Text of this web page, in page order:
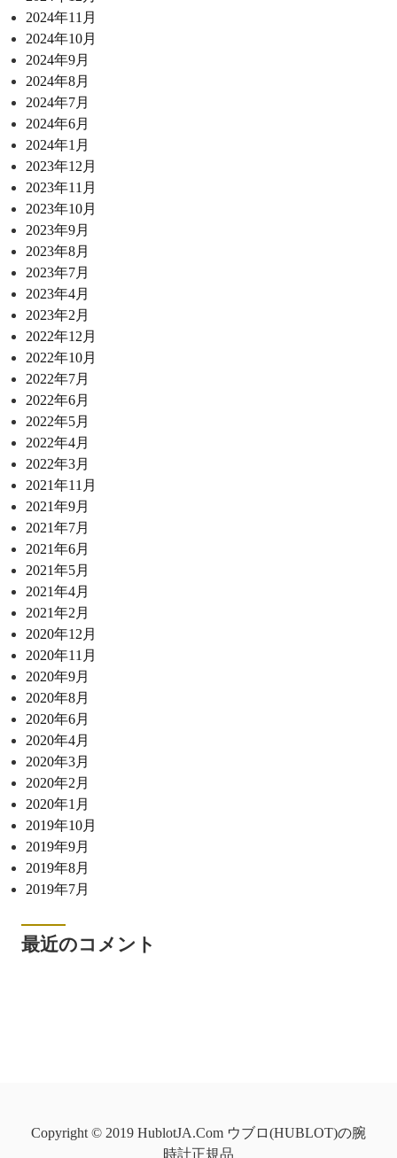
2024年11月
2024年10月
2024年9月
2024年8月
2024年7月
2024年6月
2024年1月
2023年12月
2023年11月
2023年10月
2023年9月
2023年8月
2023年7月
2023年4月
2023年2月
2022年12月
2022年10月
2022年7月
2022年6月
2022年5月
2022年4月
2022年3月
2021年11月
2021年9月
2021年7月
2021年6月
2021年5月
2021年4月
2021年2月
2020年12月
2020年11月
2020年9月
2020年8月
2020年6月
2020年4月
2020年3月
2020年2月
2020年1月
2019年10月
2019年9月
2019年8月
2019年7月
最近のコメント
Copyright © 2019 HublotJA.Com ウブロ(HUBLOT)の腕
時計正規品